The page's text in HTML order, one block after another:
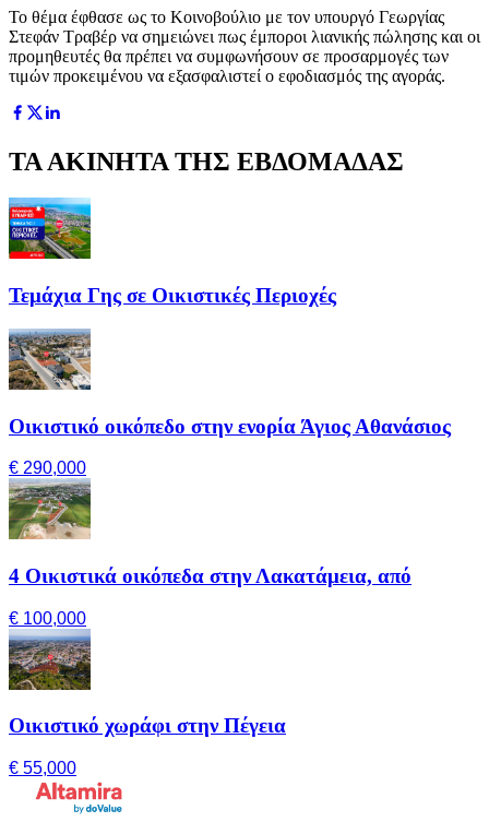
Το θέμα έφθασε ως το Κοινοβούλιο με τον υπουργό Γεωργίας
Στεφάν Τραβέρ να σημειώνει πως έμποροι λιανικής πώλησης και οι
προμηθευτές θα πρέπει να συμφωνήσουν σε προσαρμογές των
τιμών προκειμένου να εξασφαλιστεί ο εφοδιασμός της αγοράς.
ΤΑ ΑΚΙΝΗΤΑ ΤΗΣ ΕΒΔΟΜΑΔΑΣ
Τεμάχια Γης σε Οικιστικές Περιοχές
Οικιστικό οικόπεδο στην ενορία Άγιος Αθανάσιος
€ 290,000
4 Οικιστικά οικόπεδα στην Λακατάμεια, από
€ 100,000
Οικιστικό χωράφι στην Πέγεια
€ 55,000